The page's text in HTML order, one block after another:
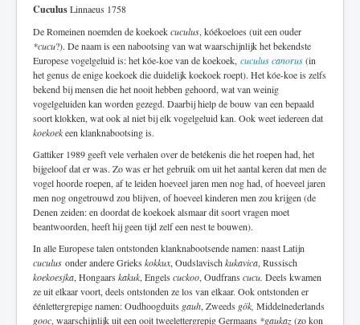
CuculusLinnaeus 1758
De Romeinen noemden de koekoekcuculus, kóékoeloes (uit een ouder
*cucu?). De naam is een nabootsing van wat waarschijnlijk het bekendste
Europese vogelgeluid is: het kóe-koe van de koekoek, cuculus canorus(in
het genus de enige koekoek die duidelijk koekoek roept). Het kóe-koe is zelfs
bekend bij mensen die het nooit hebben gehoord, wat van weinig
vogelgeluiden kan worden gezegd. Daarbij hielp de bouw van een bepaald
soort klokken, wat ook al niet bij elk vogelgeluid kan. Ook weet iedereen dat
koekoekeen klanknabootsing is.
Gattiker 1989 geeft vele verhalen over de betékenis die het roepen had, het
bijgeloof dat er was. Zo was er het gebruik om uit het aantal keren dat men de
vogel hoorde roepen, af te leiden hoeveel jaren men nog had, of hoeveel jaren
men nog ongetrouwd zou blijven, of hoeveel kinderen men zou krijgen (de
Denen zeiden: en doordat de koekoek alsmaar dit soort vragen moet
beantwoorden, heeft hij geen tijd zelf een nest te bouwen).
In alle Europese talen ontstonden klanknabootsende namen: naast Latijn
cuculus onder andere Grieks kokkux, Oudslavisch kukavica, Russisch
koekoesjka, Hongaars kakuk, Engels cuckoo, Oudfrans cucu. Deels kwamen
ze uit elkaar voort, deels ontstonden ze los van elkaar. Ook ontstonden er
éénlettergrepige namen: Oudhoogduits gauh, Zweeds gök, Middelnederlands
gooc, waarschijnlijk uit een ooit tweelettergrepig Germaans *gaukaz(zo kon